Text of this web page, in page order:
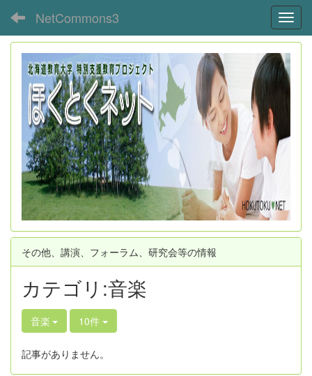
NetCommons3
その他、講演、フォーラム、研究会等の情報
カテゴリ:音楽
音楽 10件
記事がありません。